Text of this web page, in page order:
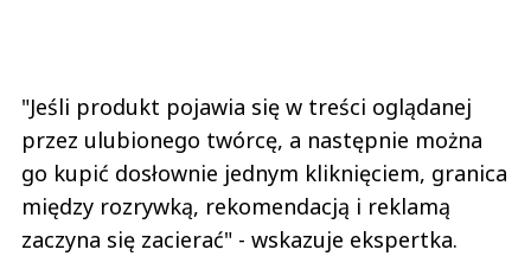
"Jeśli produkt pojawia się w treści oglądanej
przez ulubionego twórcę, a następnie można
go kupić dosłownie jednym kliknięciem, granica
między rozrywką, rekomendacją i reklamą
zaczyna się zacierać" - wskazuje ekspertka.